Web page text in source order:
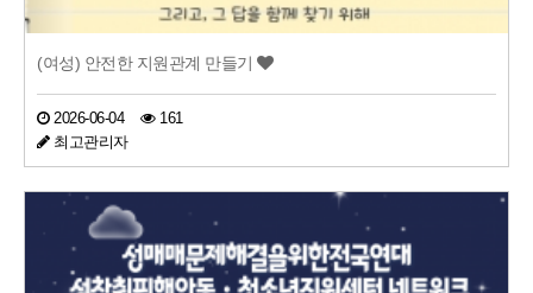
(여성) 안전한 지원관계 만들기
2026-06-04
161
최고관리자